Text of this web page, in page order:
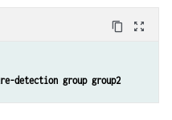
content_copy zoom_out_map
detection group group2